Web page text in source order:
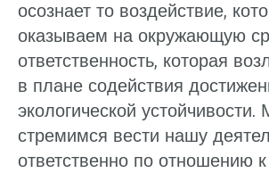
осознает то воздействие,
оказываем на окружающую
ответственность, которая
в плане содействия
экологической устойчивости.
стремимся вести нашу
ответственно по отношению